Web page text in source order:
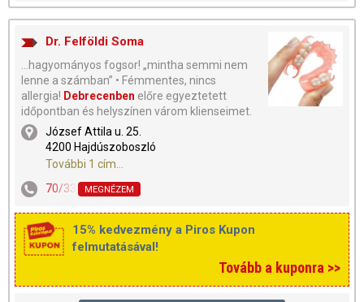
Dr. Felföldi Soma
...hagyományos fogsor! „mintha semmi nem
lenne a számban” • Fémmentes, nincs
allergia! Debrecenben előre egyeztetett
időpontban és helyszínen várom klienseimet.
József Attila u. 25.
4200 Hajdúszoboszló
További 1 cím...
70/335-0797
MEGNÉZEM
15% kedvezmény a Piros Kupon
felmutatásával!
Tovább a kuponra >>